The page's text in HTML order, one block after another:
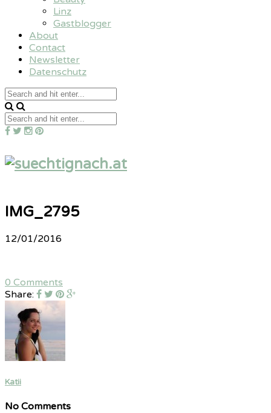
Linz
Gastblogger
About
Contact
Newsletter
Datenschutz
IMG_2795
12/01/2016
0 Comments
Share:
Katii
No Comments